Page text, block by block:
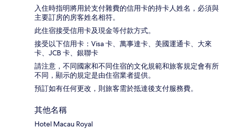
入住時指明將用於支付雜費的信用卡的持卡人姓名，必須與
主要訂房的房客姓名相符。
此住宿接受信用卡及現金等付款方式。
接受以下信用卡：Visa 卡、萬事達卡、美國運通卡、大來
卡、JCB 卡、銀聯卡
請注意，不同國家和不同住宿的文化規範和旅客規定會有所
不同，顯示的規定是由住宿業者提供。
預訂如有任何更改，則旅客需於抵達後支付服務費。
其他名稱
Hotel Macau Royal